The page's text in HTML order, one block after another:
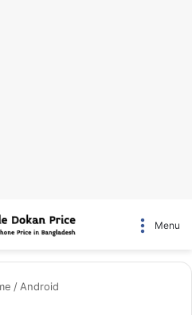
Menu
/ Android